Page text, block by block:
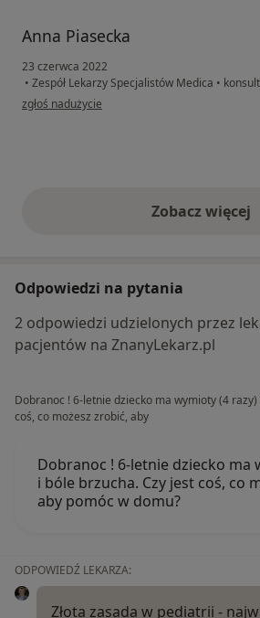
Anna Piasecka
23 czerwca 2022
• Zespół Lekarzy Specjalistów Medica •
w opinii użytkownika Anna Piasecka
zgłoś nadużycie
Zobacz więcej
opinie
Odpowiedzi na pytania
2 odpowiedzi udzielonych przez
pacjentów na ZnanyLekarz.pl
Dobranoc ! 6-letnie dziecko ma wymioty (4
coś, co możesz zrobić, aby
Dobranoc ! 6-letnie dziecko ma
i bóle brzucha. Czy jest coś, co
aby pomóc w domu?
ODPOWIEDŹ LEKARZA:
Złota zasada w pediatrii -